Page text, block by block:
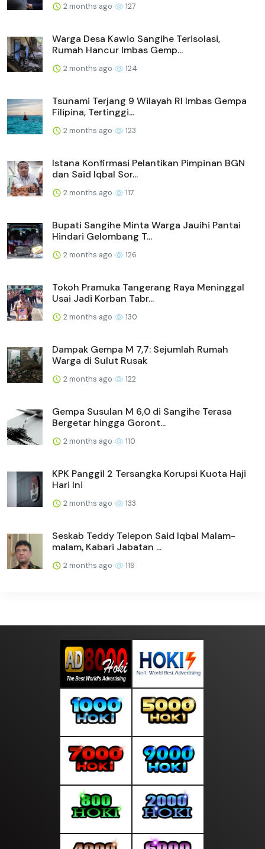
2 months ago 127
Warga Desa Kawio Sangihe Terisolasi,
Rumah Hancur Imbas Gemp...
2 months ago 124
Tsunami Terjang 9 Wilayah RI Imbas Gempa
Filipina, Tertinggi...
2 months ago 123
Istana Konfirmasi Pelantikan Pimpinan BGN
dan Said Iqbal Sor...
2 months ago 117
Bupati Sangihe Minta Warga Jauihi Pantai
Hindari Gelombang T...
2 months ago 126
Tokoh Pramuka Tangerang Raya Meninggal
Usai Jadi Korban Tabr...
2 months ago 130
Dampak Gempa M 7,7: Sejumlah Rumah
Warga di Sulut Rusak
2 months ago 122
Gempa Susulan M 6,0 di Sangihe Terasa
Bergetar hingga Goront...
2 months ago 110
KPK Panggil 2 Tersangka Korupsi Kuota Haji
Hari Ini
2 months ago 133
Seskab Teddy Telepon Said Iqbal Malam-
malam, Kabari Jabatan ...
2 months ago 119